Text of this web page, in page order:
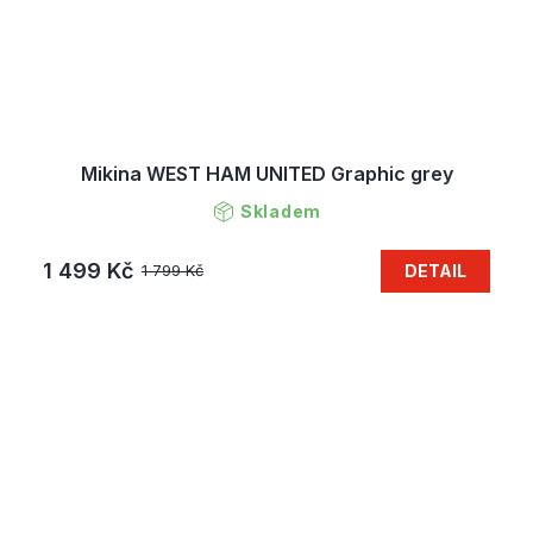
Mikina WEST HAM UNITED Graphic grey
Skladem
1 799 Kč
1 499 Kč DETAIL